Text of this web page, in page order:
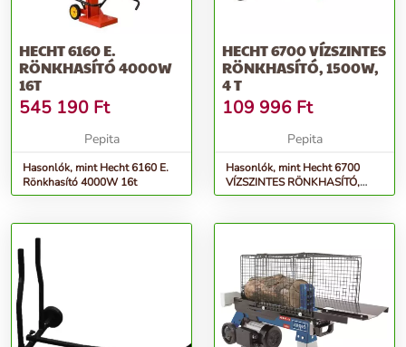
HECHT 6160 E.
RÖNKHASÍTÓ 4000W
16T
545 190 Ft
Pepita
Hasonlók, mint Hecht 6160 E.
Rönkhasító 4000W 16t
HECHT 6700 VÍZSZINTES
RÖNKHASÍTÓ, 1500W,
4 T
109 996 Ft
Pepita
Hasonlók, mint Hecht 6700
VÍZSZINTES RÖNKHASÍTÓ,
1500W, 4 t